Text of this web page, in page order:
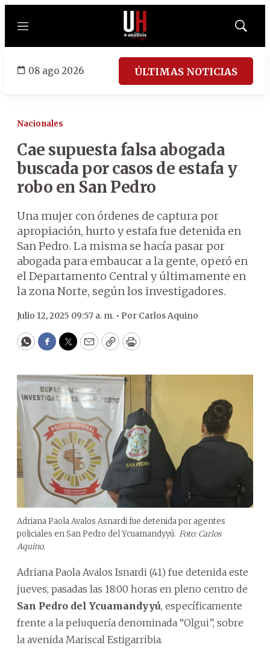
Menú
Mostrar
08 ago 2026 ÚLTIMAS NOTICIAS
Nacionales
Cae supuesta falsa abogada
buscada por casos de estafa y
robo en San Pedro
Una mujer con órdenes de captura por
apropiación, hurto y estafa fue detenida en
San Pedro. La misma se hacía pasar por
abogada para embaucar a la gente, operó en
el Departamento Central y últimamente en
la zona Norte, según los investigadores.
Julio 12, 2025 09:57 a. m. • Por Carlos Aquino
WhatsApp
Facebook
Twitter
EmailCopyPrint
Adriana Paola Avalos Asnardi fue detenida por agentes
policiales en San Pedro del Ycuamandyyú. Foto: Carlos
Aquino.
Adriana Paola Avalos Isnardi (41) fue detenida este
jueves, pasadas las 18:00 horas en pleno centro de
San Pedro del Ycuamandyyú, específicamente
frente a la peluquería denominada “Olgui”, sobre
la avenida Mariscal Estigarribia.